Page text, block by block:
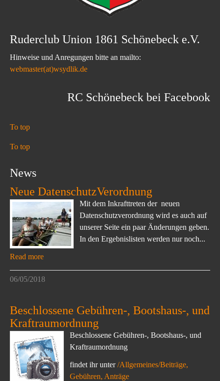
Ruderclub Union 1861 Schönebeck e.V.
Hinweise und Anregungen bitte an mailto:
webmaster(at)wsydlik.de
RC Schönebeck bei Facebook
To top
To top
News
Neue DatenschutzVerordnung
Mit dem Inkrafttreten der neuen
Datenschutzverordnung wird es auch auf
unserer Seite ein paar Änderungen geben.
In den Ergebnislisten werden nur noch...
Read more
06/05/2018
Beschlossene Gebühren-, Bootshaus-, und
Kraftraumordnung
Beschlossene Gebühren-, Bootshaus-, und
Kraftraumordnung
findet ihr unter/Allgemeines/Beiträge,
Gebühren, Anträge